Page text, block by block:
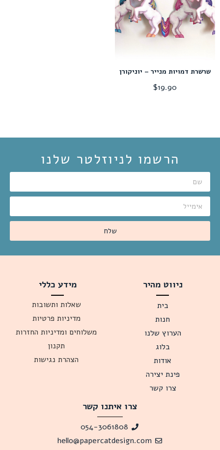
שרשרת דמויות מנייר – יוניקורן
$19.90
הרשמו לניוזלטר שלנו
שלח
ניווט מהיר
בית
חנות
הערוץ שלנו
בלוג
אודות
פינת יצירה
צרו קשר
מידע כללי
שאלות ותשובות
מדיניות פרטיות
משלוחים ומדיניות החזרות
תקנון
הצהרת נגישות
צרו איתנו קשר
054-3061808
hello@papercatdesign.com